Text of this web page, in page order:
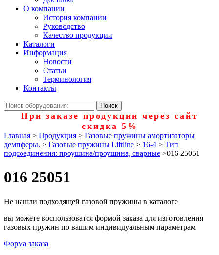
О компании
История компании
Руководство
Качество продукции
Каталоги
Информация
Новости
Статьи
Терминология
Контакты
При заказе продукции через сайт
скидка 5%
Главная > Продукция > Газовые пружины амортизаторы
демпферы. > Газовые пружины Liftline > 16-4 > Тип
подсоединения: проушина/проушина, сварные >016 25051
016 25051
Не нашли подходящей газовой пружины в каталоге
вы можете воспользоватся формой заказа для изготовления
газовых пружин по вашим индивидуальным параметрам
Форма заказа